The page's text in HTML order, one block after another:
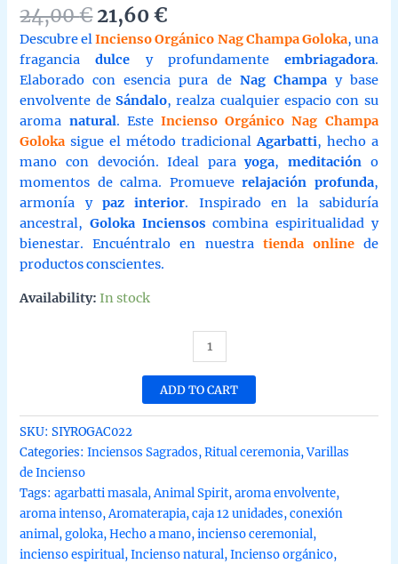
24,00€Original
price
was:
24,00 €.
21,60€
price
is:
21,60 €.
Descubre elIncienso Orgánico Nag Champa Goloka, una
fraganciadulce y profundamente embriagadora.
Elaborado con esencia pura de Nag Champay base
envolvente deSándalo, realza cualquier espacio con su
aroma natural. EsteIncienso Orgánico Nag Champa
Goloka sigue el método tradicionalAgarbatti, hecho a
mano con devoción. Ideal parayoga, meditacióno
momentos de calma. Promueverelajación profunda,
armonía ypaz interior. Inspirado en la sabiduría
ancestral,Goloka Inciensos combina espiritualidad y
bienestar. Encuéntralo en nuestra tienda onlinede
productos conscientes.
Availability: In stock
incienso
medusa
yansa
rosa
organico
animal
de
Goloka
ADD TO CART
SKU:SIYROGAC022
Categories:Inciensos Sagrados,Ritual ceremonia,Varillas
de Incienso
Tags:agarbatti masala,Animal Spirit,aroma envolvente,
aroma intenso,Aromaterapia,caja 12 unidades,conexión
animal,goloka,Hecho a mano,incienso ceremonial,
incienso espiritual,Incienso natural,Incienso orgánico,